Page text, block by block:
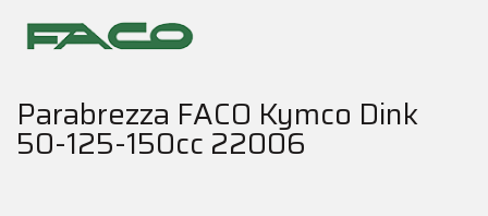
Parabrezza FACO Kymco Dink
50-125-150cc 22006